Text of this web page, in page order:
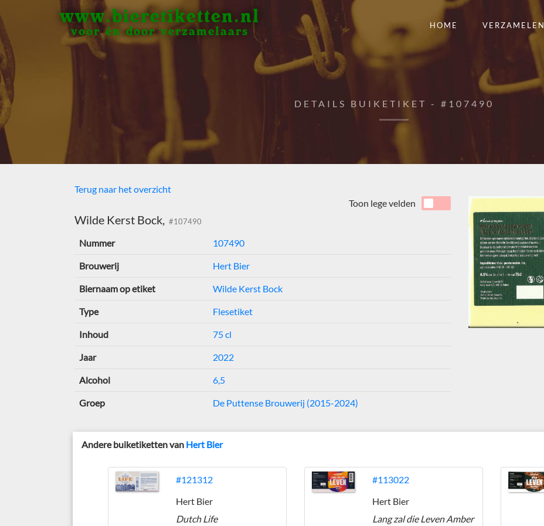
www.bieretiketten.nl
voor én door verzamelaars
HOME VERZAMELEN
DETAILS BUIKETIKET - #107490
Terug naar het overzicht
Wilde Kerst Bock, #107490
Toon lege velden
Nummer 107490
Brouwerij Hert Bier
Biernaam op etiket Wilde Kerst Bock
Type Flesetiket
Inhoud 75 cl
Jaar 2022
Alcohol 6,5
Groep De Puttense Brouwerij (2015-2024)
Andere buiketiketten van Hert Bier
#121312
Hert Bier
Dutch Life
#113022
Hert Bier
Lang zal die Leven Amber